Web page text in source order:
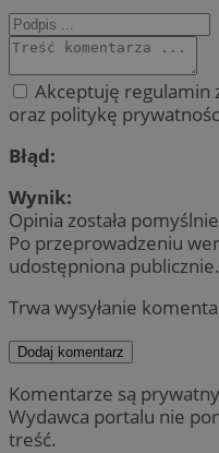
Akceptuję regulamin
oraz politykę
Błąd:
Wynik:
Opinia została
Po przeprowadzeniu
udostępniona publicznie.
Trwa wysyłanie
Dodaj komentarz
Komentarze są
Wydawca portalu nie
treść.